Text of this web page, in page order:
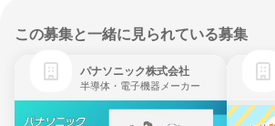
この募集と一緒に見られている募集
パナソニック株式会社
半導体・電子機器メーカー